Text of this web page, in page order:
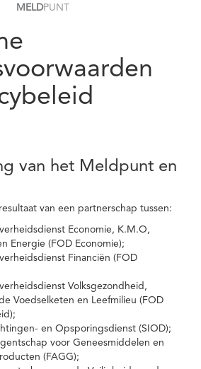
MELDPUNT
van het Meldpunt en
van een partnerschap tussen:
Economie, K.M.O,
Energie (FOD Economie);
Financiën (FOD
Volksgezondheid,
Voedselketen en Leefmilieu (FOD
en Opsporingsdienst (SIOD);
voor Geneesmiddelen en
(FAGG);